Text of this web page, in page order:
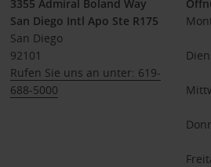
3355 Admiral Boland Way
San Diego Intl Apo Ste R175
San Diego
92101
Rufen Sie uns an unter: 619-
688-5000